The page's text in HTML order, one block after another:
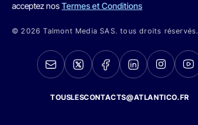
acceptez nosTermes et Conditions
© 2026 Talmont Media SAS. tous droits réservés.
TOUSLESCONTACTS@ATLANTICO.FR